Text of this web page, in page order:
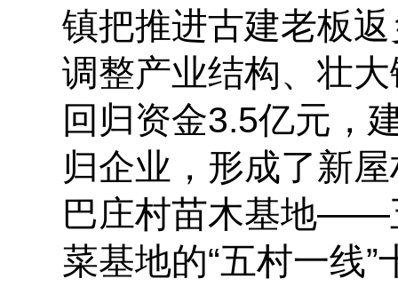
镇把推进古建老板
调整产业结构、壮
回归资金3.5亿元，
归企业，形成了新
巴庄村苗木基地——
菜基地的“五村一线